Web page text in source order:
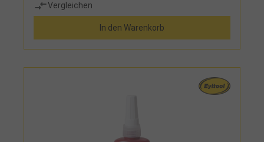
Befestigung von Armaturen und Schildern, zur
Herstellung von Modellen
Vergleichen
In den Warenkorb